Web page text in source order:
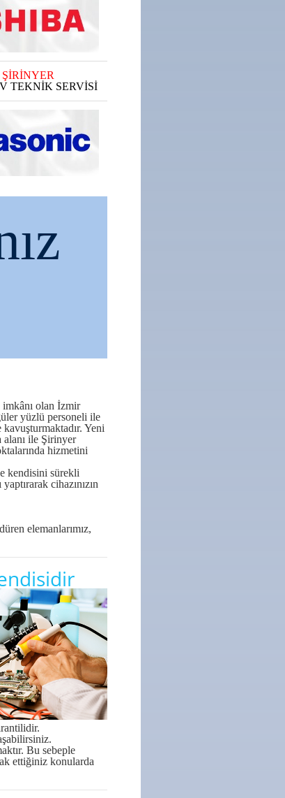
TEKNİK SERVİSİ
olan İzmir
yüzlü personeli ile
kavuşturmaktadır. Yeni
alanı ile Şirinyer
hizmetini
kendisini sürekli
cihazınızın
elemanlarımız,
Bu sebeple
ettiğiniz konularda